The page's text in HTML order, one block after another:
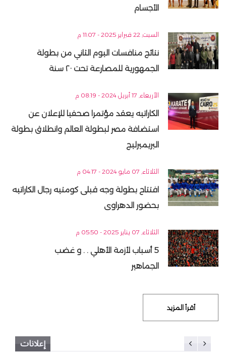
الأجسام
السبت, 22 فبراير 2025 - 11:07 م
نتائج منافسات اليوم الثاني من بطولة
الجمهورية للمصارعة تحت ٢٠ سنة
الأربعاء, 17 أبريل 2024 - 08:19 م
الكاراتيه يعقد مؤتمرا صحفيا للإعلان عن
استضافة مصر لبطولة العالم وانطلاق بطولة
البريميرليج
الثلاثاء, 07 مايو 2024 - 04:17 م
افتتاح بطولة وجه قبلى كومتيه رجال الكاراتيه
بحضور الدهراوى
الثلاثاء, 07 يناير 2025 - 05:50 م
5 أسباب لأزمة الأهلي . . و غضب
الجماهير
أقرأ المزيد
إعلانات